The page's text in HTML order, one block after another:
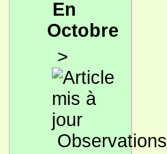
En
Octobre
>
Observations